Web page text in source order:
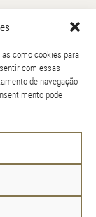
como cookies para
com essas
de navegação
pode
a rede fixa nacional)